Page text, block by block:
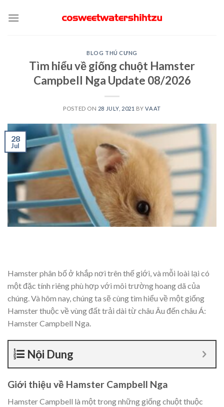
BLOG THÚ CƯNG
Tìm hiểu về giống chuột Hamster
Campbell Nga Update 08/2026
POSTED ON 28 JULY, 2021 BYVAAT
28
Jul
Hamster phân bố ở khắp nơi trên thế giới, và mỗi loài lại có
một đặc tính riêng phù hợp với môi trường hoang dã của
chúng. Và hôm nay, chúng ta sẽ cùng tìm hiểu về một giống
Hamster thuộc về vùng đất trải dài từ châu Âu đến châu Á:
Hamster Campbell Nga.
Nội Dung
Giới thiệu về Hamster Campbell Nga
Hamster Campbell là một trong những giống chuột thuộc